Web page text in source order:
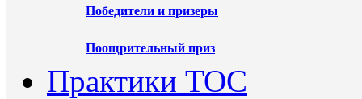
Победители и призеры
Поощрительный приз
Практики ТОС